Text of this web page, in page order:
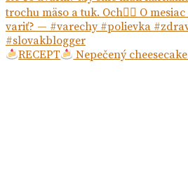
RECEPT Nepečený cheesecake